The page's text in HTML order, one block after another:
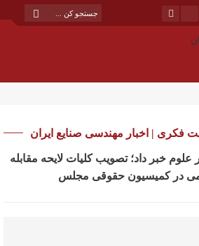
فکری | اخبار مهندسی صنایع ایران
علوم خبر داد؛ تصویب کلیات لایحه مقابله
در کمیسیون حقوقی مجلس